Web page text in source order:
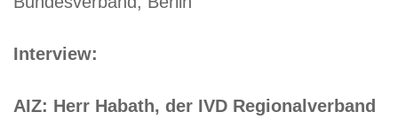
Interview:
AIZ: Herr Habath, der IVD Regionalverband